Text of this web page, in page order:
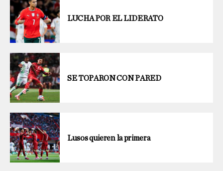
LUCHA POR EL LIDERATO
SE TOPARON CON PARED
Lusos quieren la primera